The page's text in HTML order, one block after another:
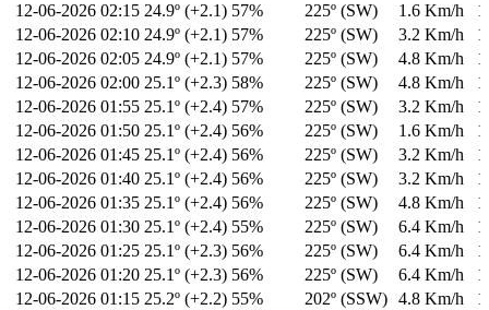
12-06-2026 02:15 24.9º (+2.1) 57% 225º (SW) 1.6 Km/h
12-06-2026 02:10 24.9º (+2.1) 57% 225º (SW) 3.2 Km/h
12-06-2026 02:05 24.9º (+2.1) 57% 225º (SW) 4.8 Km/h
12-06-2026 02:00 25.1º (+2.3) 58% 225º (SW) 4.8 Km/h
12-06-2026 01:55 25.1º (+2.4) 57% 225º (SW) 3.2 Km/h
12-06-2026 01:50 25.1º (+2.4) 56% 225º (SW) 1.6 Km/h
12-06-2026 01:45 25.1º (+2.4) 56% 225º (SW) 3.2 Km/h
12-06-2026 01:40 25.1º (+2.4) 56% 225º (SW) 3.2 Km/h
12-06-2026 01:35 25.1º (+2.4) 56% 225º (SW) 4.8 Km/h
12-06-2026 01:30 25.1º (+2.4) 55% 225º (SW) 6.4 Km/h
12-06-2026 01:25 25.1º (+2.3) 56% 225º (SW) 6.4 Km/h
12-06-2026 01:20 25.1º (+2.3) 56% 225º (SW) 6.4 Km/h
12-06-2026 01:15 25.2º (+2.2) 55% 202º (SSW) 4.8 Km/h